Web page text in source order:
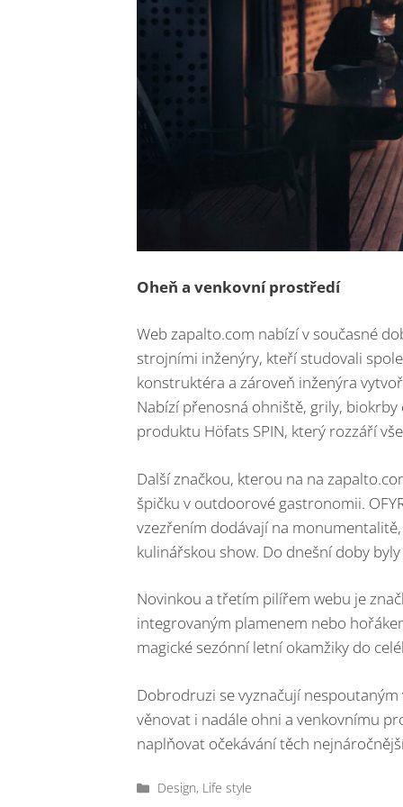
Oheň a venkovní prostředí
Web zapalto.com nabízí v současné
strojními inženýry, kteří studovali
konstruktéra a zároveň inženýra
Nabízí přenosná ohniště, grily,
produktu Höfats SPIN, který rozzáří
Další značkou, kterou na na
špičku v outdoorové gastronomii.
vzezřením dodávají na
kulinářskou show. Do dnešní doby
Novinkou a třetím pilířem webu je
integrovaným plamenem nebo
magické sezónní letní okamžiky do
Dobrodruzi se vyznačují
věnovat i nadále ohni a venkovnímu
naplňovat očekávání těch
Rubriky
Design, Life style